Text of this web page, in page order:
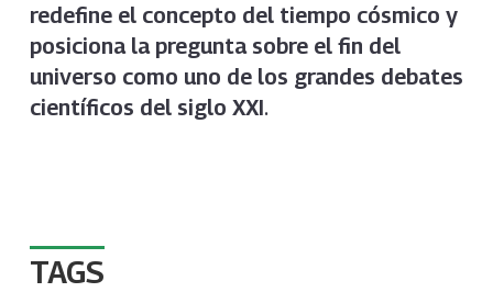
redefine el concepto del tiempo cósmico y
posiciona la pregunta sobre el fin del
universo como uno de los grandes debates
científicos del siglo XXI.
TAGS